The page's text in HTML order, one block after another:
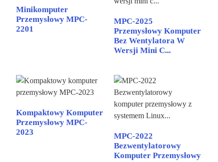
Minikomputer
Przemysłowy MPC-
2201
MPC-2025
Przemysłowy Komputer
Bez Wentylatora W
Wersji Mini C...
Kompaktowy Komputer
Przemysłowy MPC-
2023
MPC-2022
Bezwentylatorowy
Komputer Przemysłowy